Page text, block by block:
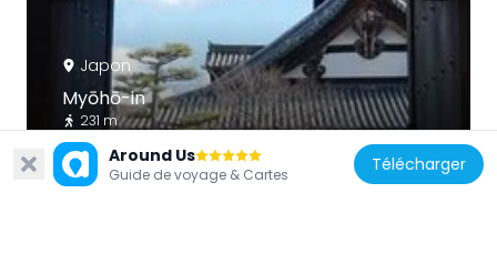
Japon
Myōhō-in
231 m
Around Us
Guide de voyage & Cartes Télécharger